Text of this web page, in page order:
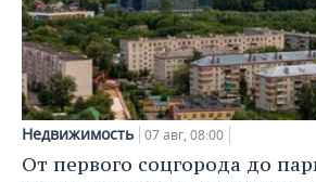
Недвижимость 07 авг, 08:00
От первого соцгорода до